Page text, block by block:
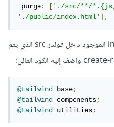
purge: ['./src/**/
'./public/index.html'],
8- بعد ذلك قم بفتح ملف index.css الموجود داخل فولدر src الذي يتم
@tailwind base;
@tailwind components;
@tailwind utilities;